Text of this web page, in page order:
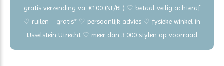
gratis verzending va. €100 (NL/BE) ♡ betaal veilig achteraf
♡ ruilen = gratis* ♡ persoonlijk advies ♡ fysieke winkel in
IJsselstein Utrecht ♡ meer dan 3.000 stylen op voorraad